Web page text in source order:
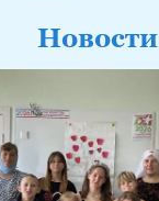
Новости